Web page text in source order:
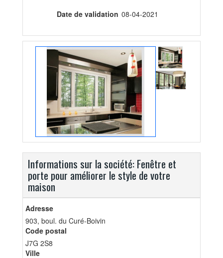
Date de validation 08-04-2021
Informations sur la société: Fenêtre et
porte pour améliorer le style de votre
maison
Adresse
903, boul. du Curé-Boivin
Code postal
J7G 2S8
Ville